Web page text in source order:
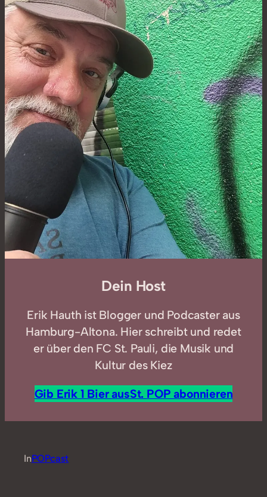
Dein Host
Erik Hauth ist Blogger und Podcaster aus
Hamburg-Altona. Hier schreibt und redet
er über den FC St. Pauli, die Musik und
Kultur des Kiez
Gib Erik 1 Bier ausSt. POP abonnieren
InPOPcast